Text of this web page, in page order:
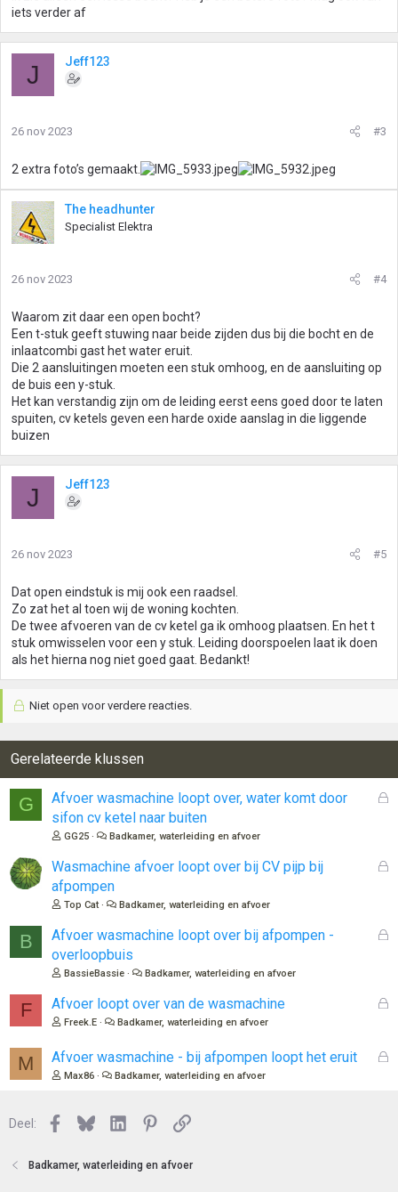
iets verder af
J Jeff123
26 nov 2023 #3
2 extra foto’s gemaakt.
The headhunter
Specialist Elektra
26 nov 2023 #4
Waarom zit daar een open bocht?
Een t-stuk geeft stuwing naar beide zijden dus bij die bocht en de
inlaatcombi gast het water eruit.
Die 2 aansluitingen moeten een stuk omhoog, en de aansluiting op
de buis een y-stuk.
Het kan verstandig zijn om de leiding eerst eens goed door te laten
spuiten, cv ketels geven een harde oxide aanslag in die liggende
buizen
J Jeff123
26 nov 2023 #5
Dat open eindstuk is mij ook een raadsel.
Zo zat het al toen wij de woning kochten.
De twee afvoeren van de cv ketel ga ik omhoog plaatsen. En het t
stuk omwisselen voor een y stuk. Leiding doorspoelen laat ik doen
als het hierna nog niet goed gaat. Bedankt!
Niet open voor verdere reacties.
Gerelateerde klussen
G
G
o
Afvoer wasmachine loopt over, water komt door
sifon cv ketel naar buiten
GG25 Badkamer, waterleiding en afvoer
G
o
Wasmachine afvoer loopt over bij CV pijp bij
afpompen
Top Cat Badkamer, waterleiding en afvoer
B
G
o
Afvoer wasmachine loopt over bij afpompen -
overloopbuis
BassieBassie Badkamer, waterleiding en afvoer
F
G
Afvoer loopt over van de wasmachine
Freek.E Badkamer, waterleiding en afvoer
M
G
Afvoer wasmachine - bij afpompen loopt het eruit
Max86 Badkamer, waterleiding en afvoer
Deel: Facebook
BlueskyLinkedInPinterest
Link
Badkamer, waterleiding en afvoer